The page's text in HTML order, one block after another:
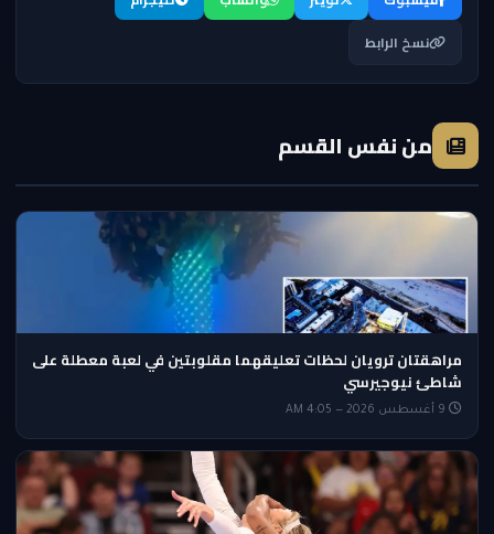
نسخ الرابط
من نفس القسم
مراهقتان ترويان لحظات تعليقهما مقلوبتين في لعبة معطلة على
شاطئ نيوجيرسي